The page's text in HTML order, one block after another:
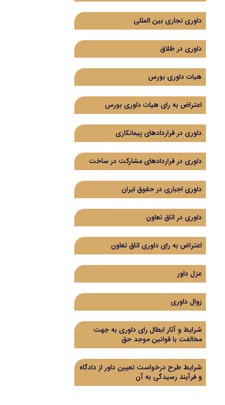
داوری تجاری بین المللی
داوری در طلاق
هیات داوری بورس
اعتراض به رای هیات داوری بورس
داوری در قراردادهای پیمانکاری
داوری در قراردادهای مشارکت در ساخت
داوری اجباری در حقوق ایران
داوری در اتاق تعاون
اعتراض به رای داوری اتاق تعاون
عزل داور
زوال داوری
شرایط و آثار ابطال رای داوری به جهت
مخالفت با قوانین موجد حق
شرایط طرح درخواست تعیین داور از دادگاه
و فرآیند رسیدگی به آن